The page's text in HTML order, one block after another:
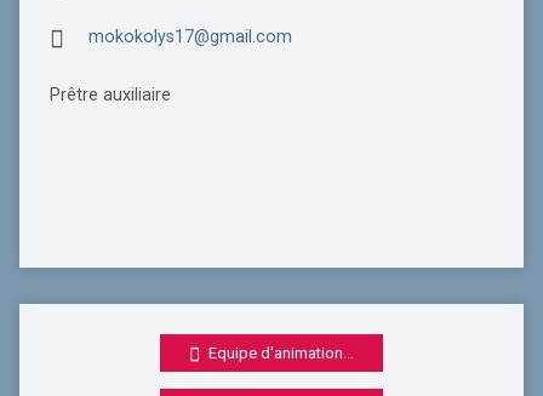
mokokolys17@gmail.com
Prêtre auxiliaire
Equipe d'animation…